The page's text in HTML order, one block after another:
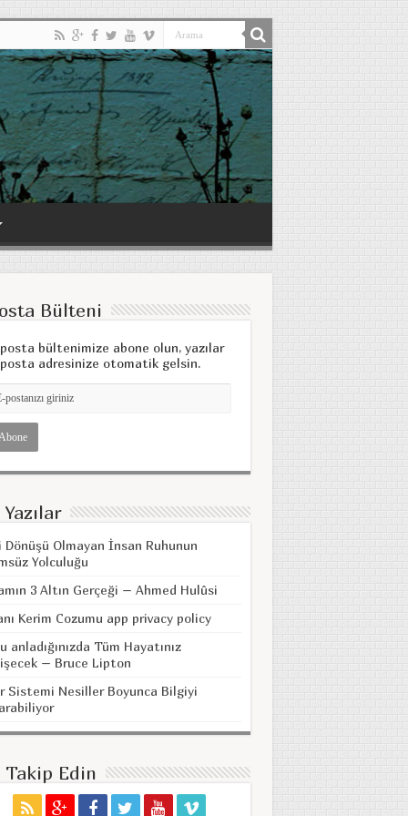
Bülteni
bültenimize abone olun, yazılar
adresinize otomatik gelsin.
Dönüşü Olmayan İnsan Ruhunun
Yolculuğu
3 Altın Gerçeği – Ahmed Hulûsi
Kerim Cozumu app privacy policy
anladığınızda Tüm Hayatınız
– Bruce Lipton
Sistemi Nesiller Boyunca Bilgiyi
Takip Edin